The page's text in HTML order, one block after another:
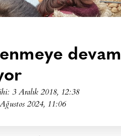
devam
3 Aralık 2018, 12:38
2024, 11:06